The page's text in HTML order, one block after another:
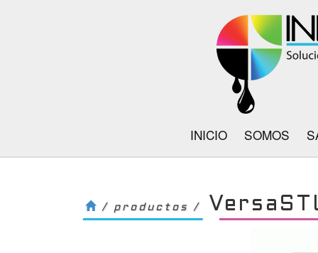
INICIO SOMOS
/ productos /